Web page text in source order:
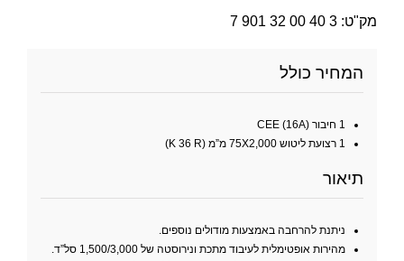
GRIT
2H
מק"ט: 3 40 00 32 901 7
המחיר כולל
1 חיבור (CEE (16A
1 רצועת ליטוש 75X2,000 מ”מ (K 36 R)
תיאור
ניתנת להרחבה באמצעות מודולים נוספים.
מהירות אופטימלית לעיבוד מתכת ונירוסטה של 1,500/3,000 סל”ד.